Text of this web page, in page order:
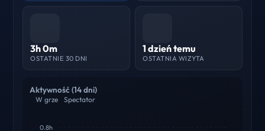
3h 0m
OSTATNIE 30 DNI
1 dzień temu
OSTATNIA WIZYTA
Aktywność (14 dni)
W grze Spectator
0.8h